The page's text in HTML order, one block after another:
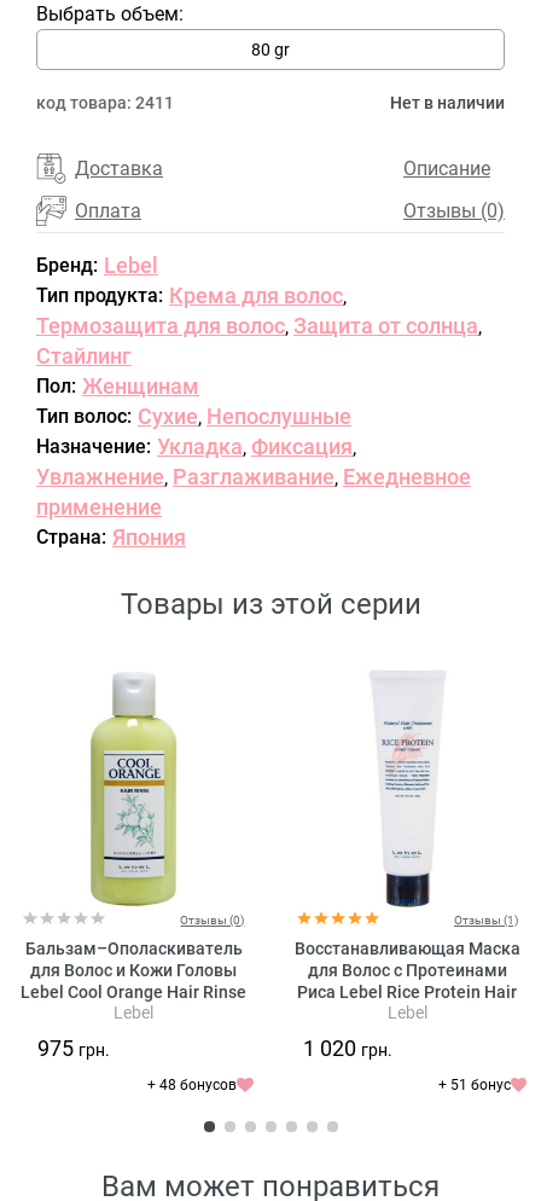
Выбрать объем:
80 gr
код товара: 2411 Нет в наличии
Доставка
Оплата
Описание
Отзывы (0)
Бренд: Lebel
Тип продукта: Крема для волос,
Термозащита для волос, Защита от солнца,
Стайлинг
Пол: Женщинам
Тип волос: Сухие, Непослушные
Назначение: Укладка, Фиксация,
Увлажнение, Разглаживание, Ежедневное
применение
Страна: Япония
Товары из этой серии
Отзывы (0)
Бальзам–Ополаскиватель
для Волос и Кожи Головы
Lebel Cool Orange Hair Rinse
Lebel
975 грн.
+ 48 бонусов
Отзывы (1)
Восстанавливающая Маска
для Волос с Протеинами
Риса Lebel Rice Protein Hair
Mask
Lebel
1 020 грн.
+ 51 бонус
Вам может понравиться